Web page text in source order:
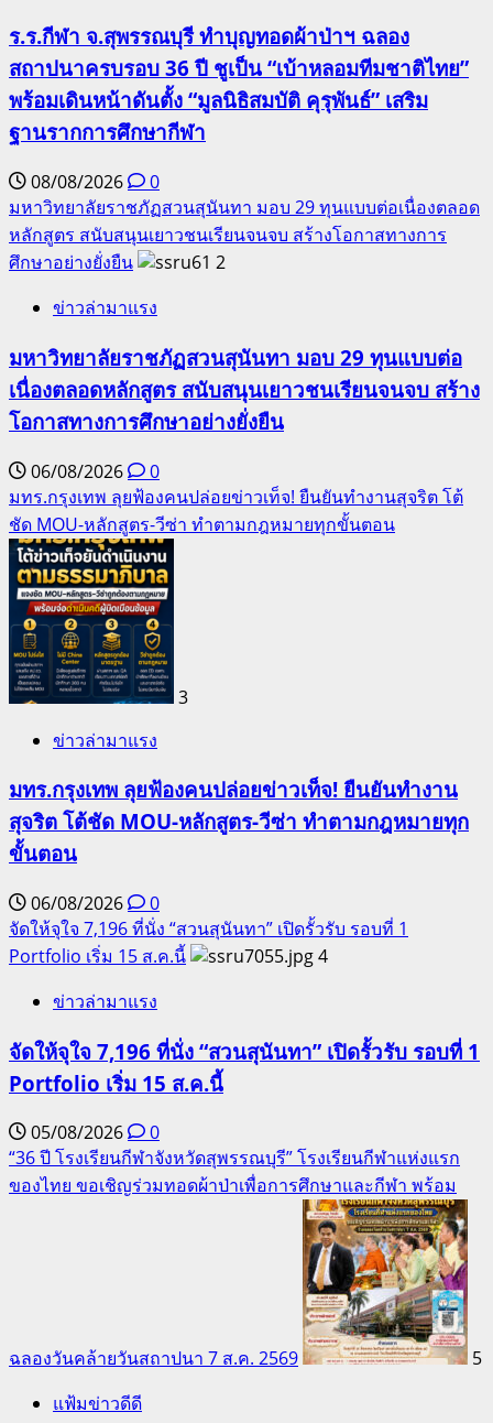
ร.ร.กีฬา จ.สุพรรณบุรี ทำบุญทอดผ้าป่าฯ ฉลอง
สถาปนาครบรอบ 36 ปี ชูเป็น “เบ้าหลอมทีมชาติไทย”
พร้อมเดินหน้าดันตั้ง “มูลนิธิสมบัติ คุรุพันธ์” เสริม
ฐานรากการศึกษากีฬา
08/08/2026
0
มหาวิทยาลัยราชภัฏสวนสุนันทา มอบ 29 ทุนแบบต่อเนื่องตลอด
หลักสูตร สนับสนุนเยาวชนเรียนจนจบ สร้างโอกาสทางการ
ศึกษาอย่างยั่งยืน
2
ข่าวล่ามาแรง
มหาวิทยาลัยราชภัฏสวนสุนันทา มอบ 29 ทุนแบบต่อ
เนื่องตลอดหลักสูตร สนับสนุนเยาวชนเรียนจนจบ สร้าง
โอกาสทางการศึกษาอย่างยั่งยืน
06/08/2026
0
มทร.กรุงเทพ ลุยฟ้องคนปล่อยข่าวเท็จ! ยืนยันทำงานสุจริต โต้
ชัด MOU-หลักสูตร-วีซ่า ทำตามกฎหมายทุกขั้นตอน
3
ข่าวล่ามาแรง
มทร.กรุงเทพ ลุยฟ้องคนปล่อยข่าวเท็จ! ยืนยันทำงาน
สุจริต โต้ชัด MOU-หลักสูตร-วีซ่า ทำตามกฎหมายทุก
ขั้นตอน
06/08/2026
0
จัดให้จุใจ 7,196 ที่นั่ง “สวนสุนันทา” เปิดรั้วรับ รอบที่ 1
Portfolio เริ่ม 15 ส.ค.นี้
4
ข่าวล่ามาแรง
จัดให้จุใจ 7,196 ที่นั่ง “สวนสุนันทา” เปิดรั้วรับ รอบที่ 1
Portfolio เริ่ม 15 ส.ค.นี้
05/08/2026
0
“36 ปี โรงเรียนกีฬาจังหวัดสุพรรณบุรี” โรงเรียนกีฬาแห่งแรก
ของไทย ขอเชิญร่วมทอดผ้าป่าเพื่อการศึกษาและกีฬา พร้อม
ฉลองวันคล้ายวันสถาปนา 7 ส.ค. 2569
5
แฟ้มข่าวดีดี